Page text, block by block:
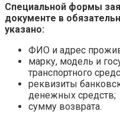
Специальной формы
документе в
указано:
ФИО и адрес
марку, модель и
транспортного
реквизиты
денежных средств;
сумму возврата.